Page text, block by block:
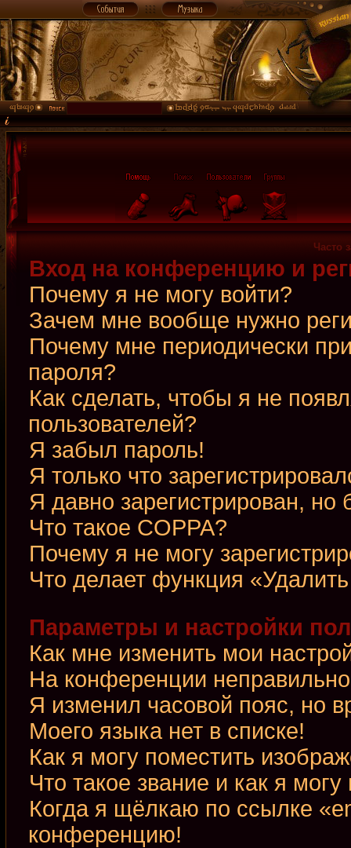
Часто
Вход на конференцию и
Почему я не могу войти?
Зачем мне вообще нужно
Почему мне периодически
пароля?
Как сделать, чтобы я не
пользователей?
Я забыл пароль!
Я только что
Я давно зарегистрирован, но
Что такое COPPA?
Почему я не могу
Что делает функция
Параметры и настройки
Как мне изменить мои
На конференции
Я изменил часовой пояс, но
Моего языка нет в списке!
Как я могу поместить
Что такое звание и как я могу
Когда я щёлкаю по ссылке
конференцию!